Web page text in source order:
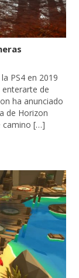
PS4 en 2019
enterarte de
ha anunciado
de Horizon
camino […]